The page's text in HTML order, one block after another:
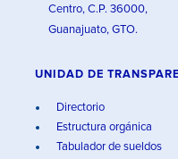
Centro, C.P. 36000,
Guanajuato, GTO.
UNIDAD DE
Directorio
Estructura orgánica
Tabulador de sueldos